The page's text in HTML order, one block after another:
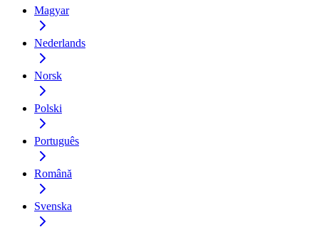
Magyar
Nederlands
Norsk
Polski
Português
Română
Svenska